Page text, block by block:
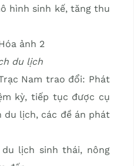
hình sinh kế, tăng thu
du lịch
Nam trao đổi: Phát
kỳ, tiếp tục được cụ
lịch, các đề án phát
lịch sinh thái, nông